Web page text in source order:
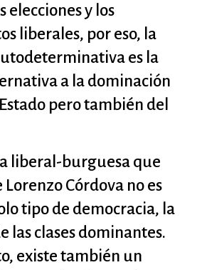
elecciones y los
liberales, por eso, la
es la
a la dominación
pero también del
liberal-burguesa que
Córdova no es
tipo de democracia, la
las clases dominantes.
existe también un